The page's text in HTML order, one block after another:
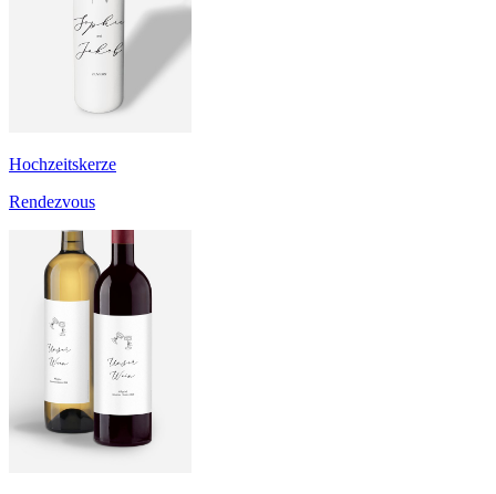
Hochzeitskerze
Rendezvous